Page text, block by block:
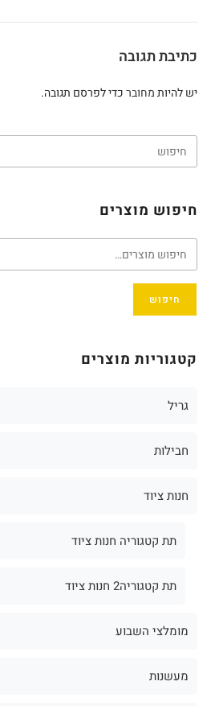
כתיבת תגובה
יש להיותמחוברכדי לפרסם תגובה.
חיפוש מוצרים
חיפוש
קטגוריות מוצרים
גריל
חבילות
חנות ציוד
תת קטגוריה חנות ציוד
תת קטגוריה2 חנות ציוד
מומלצי השבוע
מעשנות